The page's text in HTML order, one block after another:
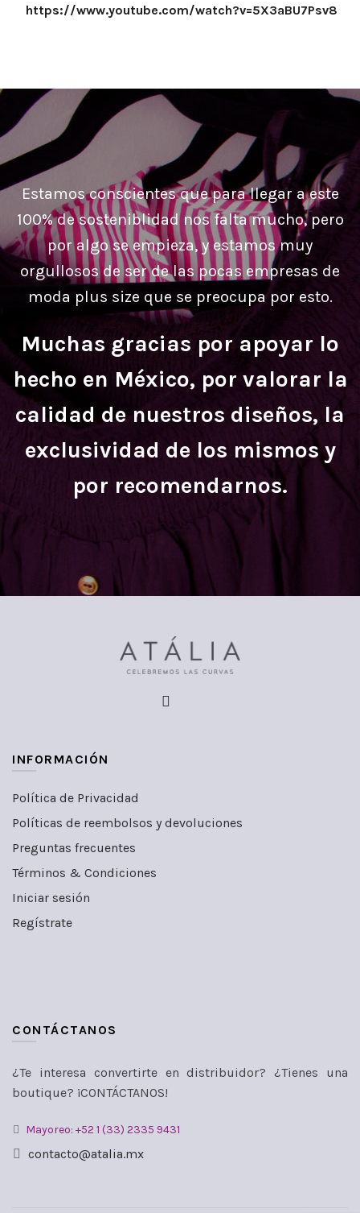
https://www.youtube.com/watch?v=5X3aBU7Psv8
Estamos conscientes que para llegar a este
100% de sosteniblidad nos falta mucho, pero
por algo se empieza, y estamos muy
orgullosos de ser de las pocas empresas de
moda plus size que se preocupa por esto.
Muchas gracias por apoyar lo
hecho en México, por valorar la
calidad de nuestros diseños, la
exclusividad de los mismos y
por recomendarnos.
INFORMACIÓN
Política de Privacidad
Políticas de reembolsos y devoluciones
Preguntas frecuentes
Términos & Condiciones
Iniciar sesión
Regístrate
CONTÁCTANOS
¿Te interesa convertirte en distribuidor? ¿Tienes una
boutique? ¡CONTÁCTANOS!
Mayoreo: +52 1 (33) 2335 9431
contacto@atalia.mx